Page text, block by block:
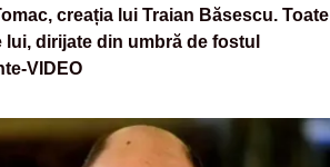
creația lui Traian Băsescu. Toate
lui, dirijate din umbră de fostul
VIDEO